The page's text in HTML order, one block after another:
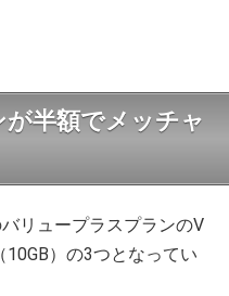
半額でメッチャ
リュープラスプランのV
10GB）の3つとなってい